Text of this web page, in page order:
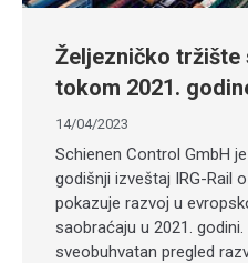
Željezničko tržište
tokom 2021.
14/04/2023
Schienen Control GmbH
godišnji izveštaj IRG-Rail
pokazuje razvoj u
saobraćaju u 2021.
sveobuhvatan pregled